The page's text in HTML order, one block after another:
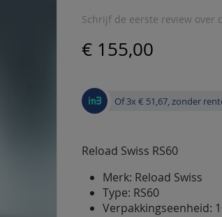
Schrijf de eerste review over
€ 155,00
Of 3x € 51,67, zonder
Reload Swiss RS60
Merk: Reload Swiss
Type: RS60
Verpakkingseenheid: